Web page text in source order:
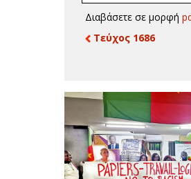
Διαβάσετε σε μορφή
Τεύχος 1686